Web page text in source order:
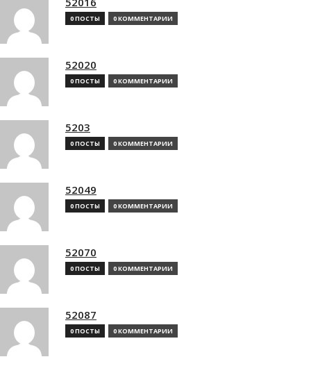
0 ПОСТЫ 0 КОММЕНТАРИИ
52020
0 ПОСТЫ 0 КОММЕНТАРИИ
5203
0 ПОСТЫ 0 КОММЕНТАРИИ
52049
0 ПОСТЫ 0 КОММЕНТАРИИ
52070
0 ПОСТЫ 0 КОММЕНТАРИИ
52087
0 ПОСТЫ 0 КОММЕНТАРИИ